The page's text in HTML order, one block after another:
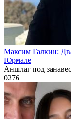
Максим Галкин:
Юрмале
Аншлаг под
0276